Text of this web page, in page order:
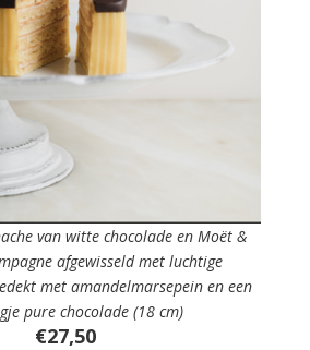
van witte chocolade en Moët &
afgewisseld met luchtige
met amandelmarsepein en een
pure chocolade (18 cm)
€27,50